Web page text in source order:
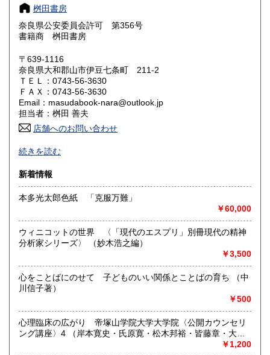
奈良県
鳥取県 600円
岡山県
山口県 600円
香川県 600円 愛媛県
高知県 600円
佐賀県
熊本県 600円 大分県 600円
600円
沖縄県 600円
桝田書房
奈良県公安委員会許可 第356号
書籍商 桝田書房
〒639-1116
奈良県大和郡山市伊豆七条町 211-2
ＴＥＬ：0743-56-3630
ＦＡＸ：0743-56-3630
Email：masudabook-nara@outlook.jp
担当者：桝田 善夫
店舗へのお問い合わせ
-
沿線名：-
最寄駅：-
営業時間：不定期
定休日：不定期
書籍の買取について
-
取り扱い分野
古書一般（その他）
古書画
続きを読む
新着情報
本多光太郎色紙 「克服万難」
￥60,000
ウィニコットの世界 〈「現代のエスプリ」別冊現代の精神
分析家シリーズ〉 （妙木浩之編）
￥3,500
心をことばにのせて 子どものいい関係とことばの育ち （中
川信子著）
￥500
心理臨床の広がり 帝塚山学院大学大学院〈公開カウンセリ
ング講座〉4 （岸本寛史・氏原寛・松木邦裕・皆藤章・大塚
￥1,200